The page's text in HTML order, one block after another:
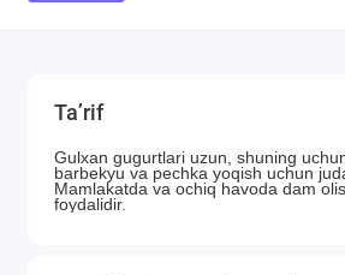
Ta’rif
Gulxan gugurtlari uzun, shuning
barbekyu va pechka yoqish uchun
Mamlakatda va ochiq havoda dam
foydalidir.